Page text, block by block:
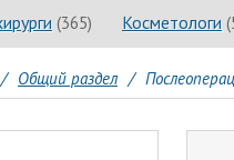
(365) Косметологи
/ Общий раздел /